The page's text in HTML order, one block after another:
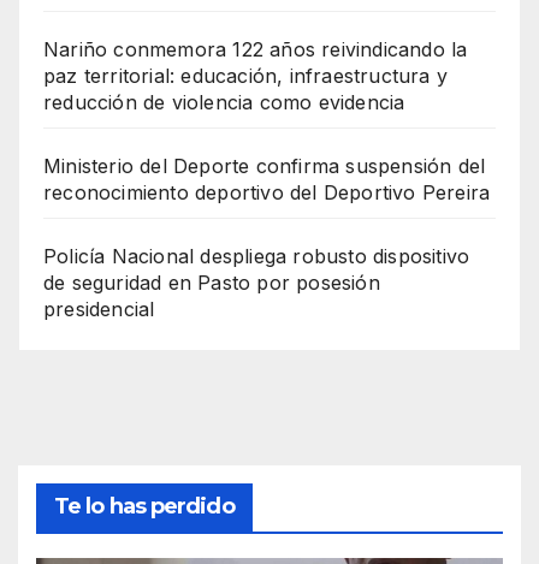
Nariño conmemora 122 años reivindicando la
paz territorial: educación, infraestructura y
reducción de violencia como evidencia
Ministerio del Deporte confirma suspensión del
reconocimiento deportivo del Deportivo Pereira
Policía Nacional despliega robusto dispositivo
de seguridad en Pasto por posesión
presidencial
Te lo has perdido